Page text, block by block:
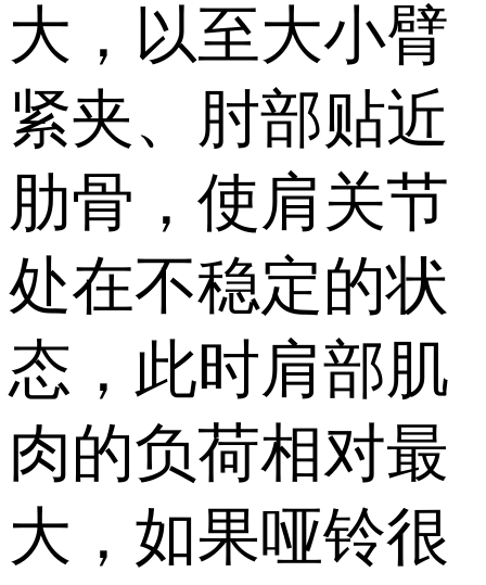
大，以至大小臂
紧夹、肘部贴近
肋骨，使肩关节
处在不稳定的状
态，此时肩部肌
肉的负荷相对最
大，如果哑铃很